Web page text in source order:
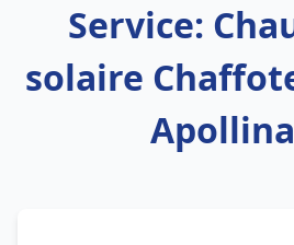
Service:
solaire